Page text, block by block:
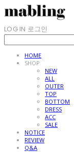
LOG IN 로그인
HOME
SHOP
NEW
ALL
OUTER
TOP
BOTTOM
DRESS
ACC
SALE
NOTICE
REVIEW
Q&A